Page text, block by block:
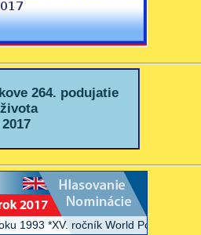
264. podujatie
*XV. ročník World Politician *III.